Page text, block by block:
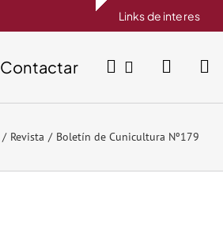
Links de interes
Contactar
Revista Boletín de Cunicultura Nº179